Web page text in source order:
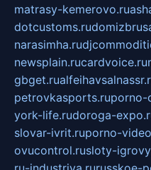
matrasy-kemerovo.ru
dotcustoms.ru
narasimha.ru
newsplain.rucardvoice.ru
gbget.ru
petrovkasports.ruporno-
york-life.rudoroga-
slovar-ivrit.ruporno-
ovucontrol.rusloty-